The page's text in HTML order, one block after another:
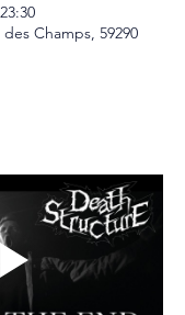
Champs, 59290